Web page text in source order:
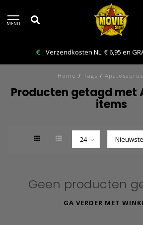
MENU
Verzendkosten NL: € 6,95 en
Home / Tags /
Producten getagd met
items
Geen producten
GA VERDER MET